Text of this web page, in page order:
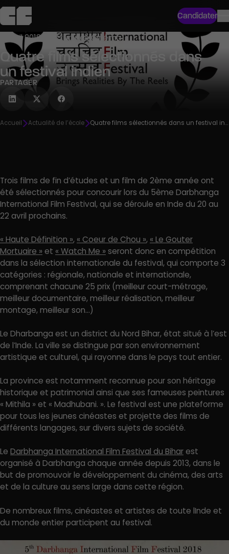
Candidater
5 avril 2018 ● Actualités Cinéma
Quatre films sélectionnés dans
un festival indien
PARTAGER
Accueil Actualité de l’école Quatre films sélectionnés dans un festival indien
Trois films de fin d’études et un film de 2ème année ont
été sélectionnés pour concourir lors du 5ème Darbhanga
International Film Festival, qui se déroule en Inde du 20 au
22 avril prochains.
« Haute Définition », « Coeur de Chou », « Le Gouter
Mortuaire » et « Watch Me » seront donc en compétition
dans la sélection internationale du festival, qui comporte 3
catégories : régionale, nationale et internationale,
comprenant chacune 25 prix (meilleur court-métrage,
meilleur documentaire, meilleur réalisation, meilleur
montage, meilleur son…)
Le Dharbanga est un district du Nord Bihar, état situé à l’est
de l’Inde. La ville se distingue par son environnement
artistique et culturel, qui rayonne dans le pays tout entier.
La province est notamment reconnue pour son héritage
historique et patrimonial ainsi que ses fameuses peintures
« Mithila » et « Madhubani. ». Le festival est une plateforme
pour tous les jeunes cinéastes et projette des films de
différents langages, sur divers sujets de société.
Le Darbhanga International Film Festival du Biharest
organisé à Darbhanga chaque année depuis 2013, dans le
but de promouvoir le développement du cinéma, des arts
et de la culture au sens large dans cette région.
De nombreux films, cinéastes et artistes de toute lInde et
du monde entier participent au festival.